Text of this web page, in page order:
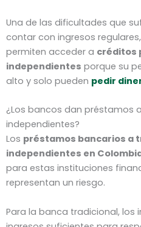
Una de las dificultades que
contar con ingresos
permiten acceder a créditos
independientes porque su
alto y solo pueden pedir
¿Los bancos dan préstamos
independientes?
Los préstamos bancarios a
independientes en
para estas instituciones
representan un riesgo.
Para la banca tradicional, los